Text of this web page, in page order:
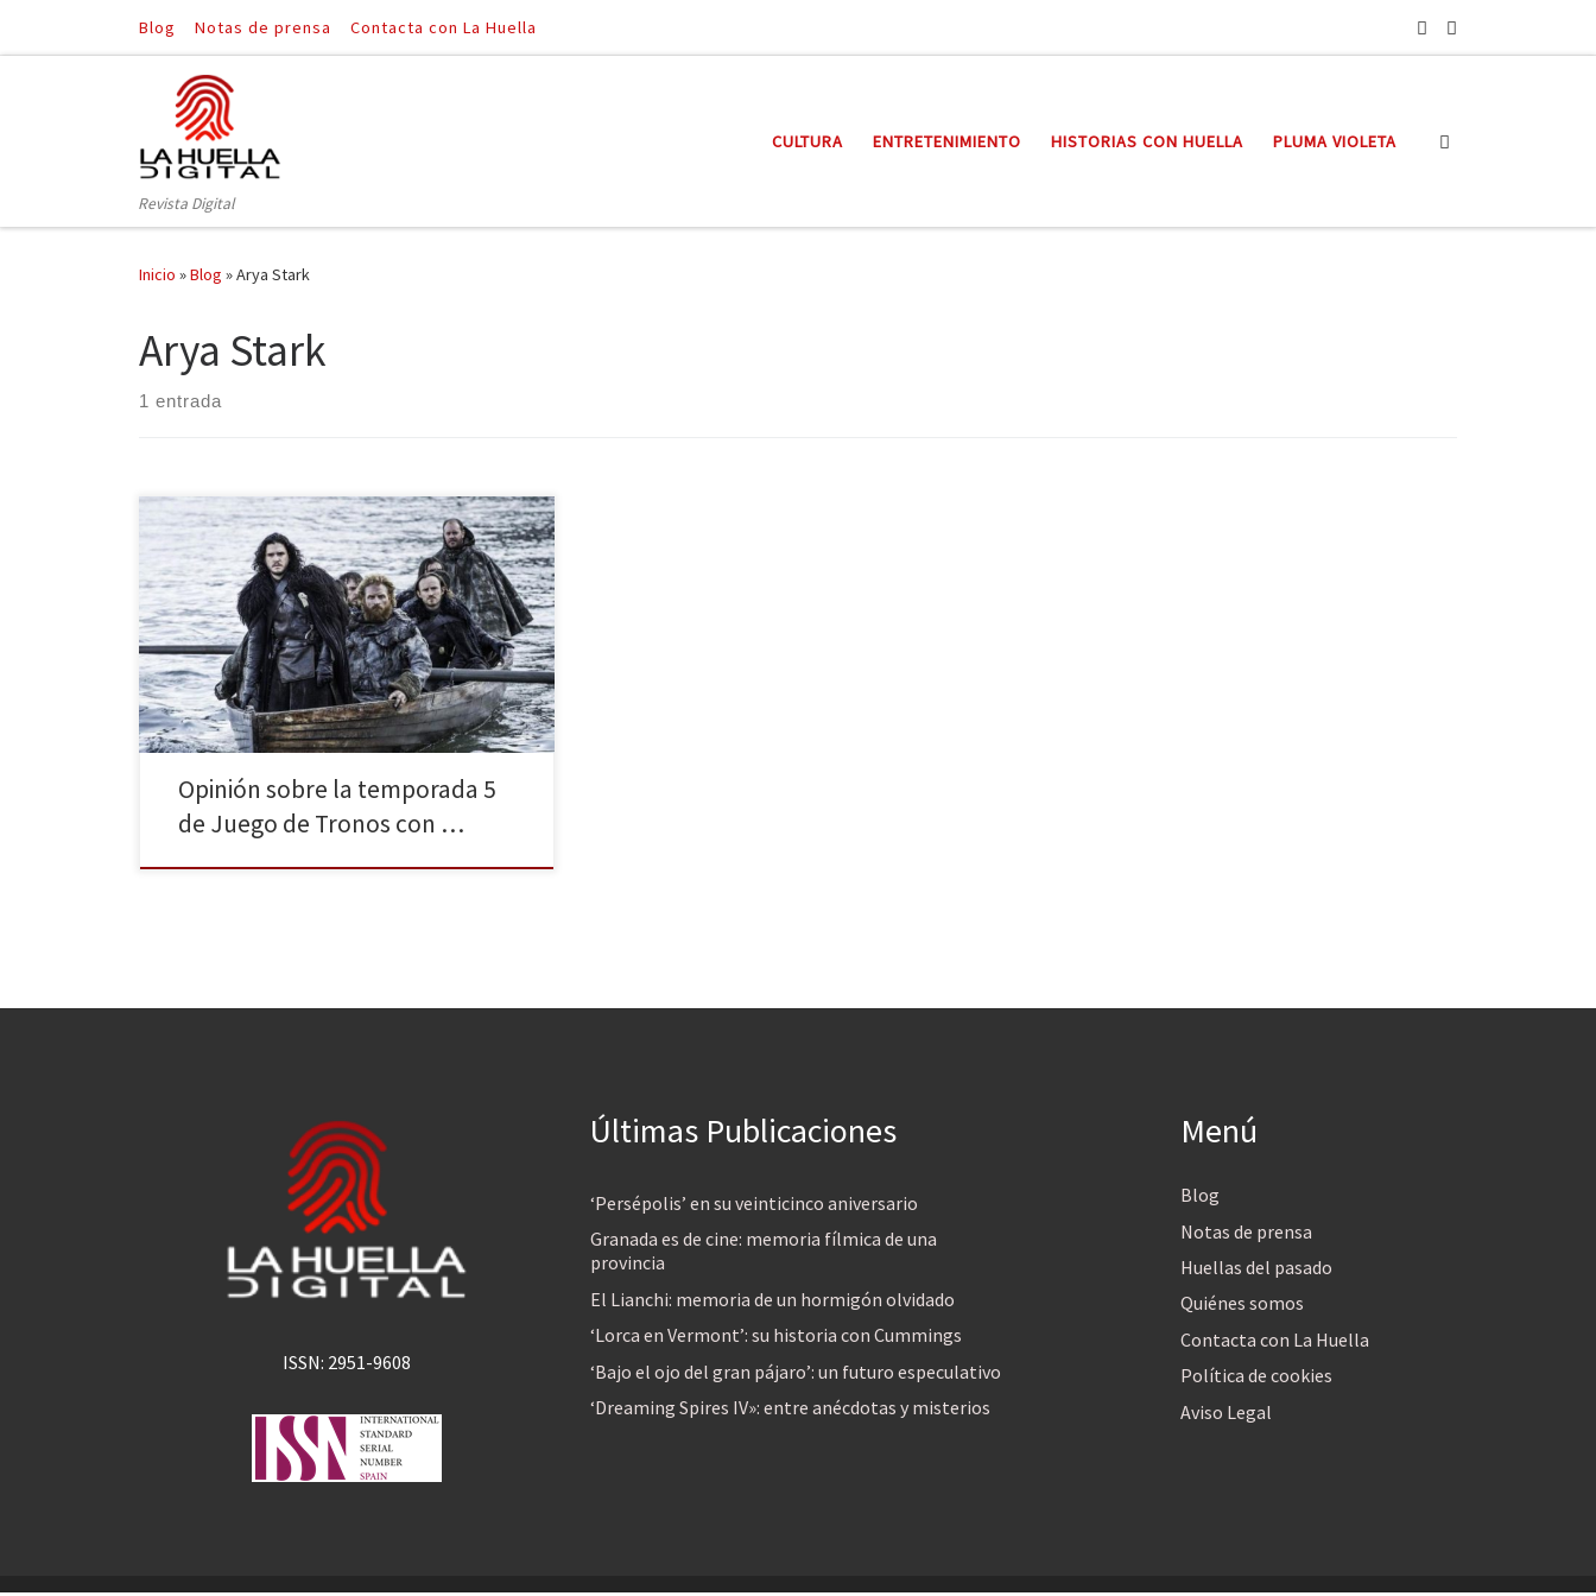
Saltar al contenido
Blog Notas de prensa Contacta con La Huella
Revista Digital
CULTURA ENTRETENIMIENTO HISTORIAS CON HUELLA PLUMA VIOLETA
Inicio »Blog »Arya Stark
Arya Stark
1 entrada
La quinta temporada de Juego de Tronos ha llegado a
su fin y son muchas y muy variadas las críticas en torno
a ella. Los hay que les ha encantado de principio a fin;
otros les ha parecido bastante floja, a excepción de
los últimos episodios; otros, en cambio, no […]
Opinión sobre la temporada 5
de Juego de Tronos con …
ISSN: 2951-9608
Últimas Publicaciones
‘Persépolis’ en su veinticinco aniversario
Granada es de cine: memoria fílmica de una
provincia
El Lianchi: memoria de un hormigón olvidado
‘Lorca en Vermont’: su historia con Cummings
‘Bajo el ojo del gran pájaro’: un futuro especulativo
‘Dreaming Spires IV»: entre anécdotas y misterios
Menú
Blog
Notas de prensa
Huellas del pasado
Quiénes somos
Contacta con La Huella
Política de cookies
Aviso Legal